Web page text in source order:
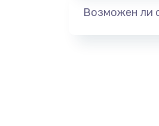
Возможен ли